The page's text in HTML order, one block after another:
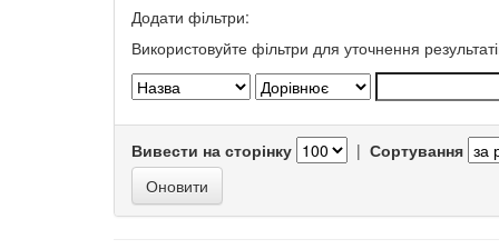
Додати фільтри:
Використовуйте фільтри для уточнення
Вивести на сторінку | Сортування